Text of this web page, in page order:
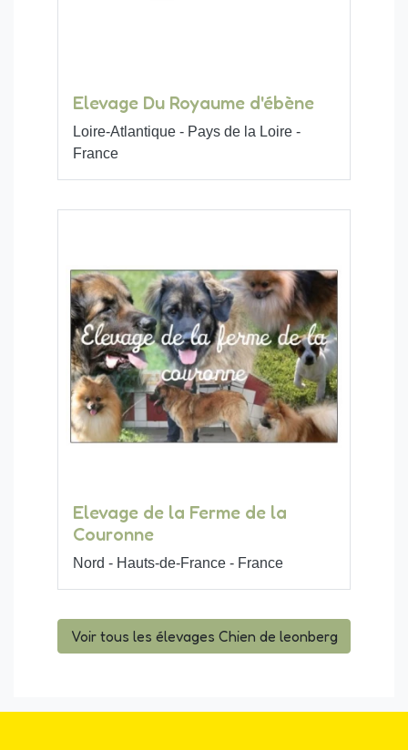
Elevage Du Royaume d'ébène
Loire-Atlantique - Pays de la Loire -
France
Elevage de la Ferme de la
Couronne
Nord - Hauts-de-France - France
Voir tous les élevages Chien de leonberg